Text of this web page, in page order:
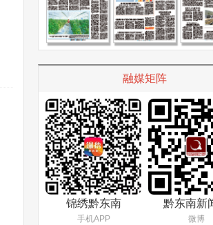
融媒矩阵
锦绣黔东南
手机APP
黔东南新
微博